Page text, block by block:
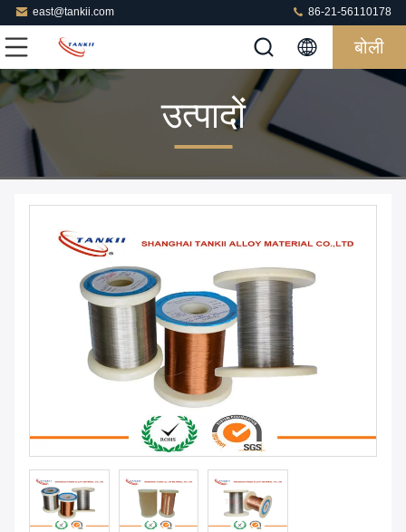
east@tankii.com 86-21-56110178
बोली
उत्पादों